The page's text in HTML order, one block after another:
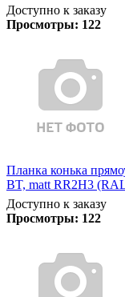
Доступно к заказу
Просмотры: 122
Планка конька
BT, matt RR2Н3
Доступно к заказу
Просмотры: 122